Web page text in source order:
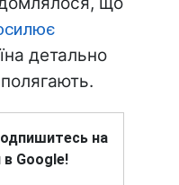
детально
на
Google!